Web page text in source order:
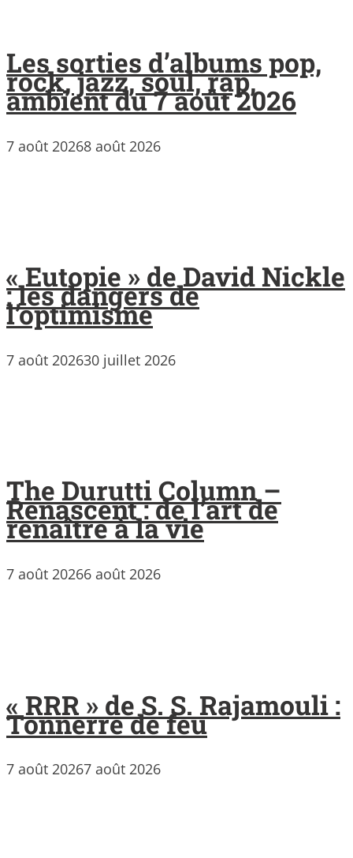
Les sorties d’albums pop,
rock, jazz, soul, rap,
ambient du 7 août 2026
7 août 20268 août 2026
« Eutopie » de David Nickle
: les dangers de
l’optimisme
7 août 202630 juillet 2026
The Durutti Column –
Renascent : de l’art de
renaître à la vie
7 août 20266 août 2026
« RRR » de S. S. Rajamouli :
Tonnerre de feu
7 août 20267 août 2026